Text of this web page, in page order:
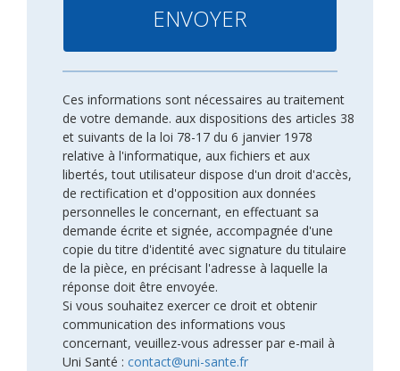
Ces informations sont nécessaires au traitement
de votre demande. aux dispositions des articles 38
et suivants de la loi 78-17 du 6 janvier 1978
relative à l'informatique, aux fichiers et aux
libertés, tout utilisateur dispose d'un droit d'accès,
de rectification et d'opposition aux données
personnelles le concernant, en effectuant sa
demande écrite et signée, accompagnée d'une
copie du titre d'identité avec signature du titulaire
de la pièce, en précisant l'adresse à laquelle la
réponse doit être envoyée.
Si vous souhaitez exercer ce droit et obtenir
communication des informations vous
concernant, veuillez-vous adresser par e-mail à
Uni Santé : contact@uni-sante.fr